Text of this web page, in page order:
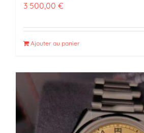
3 500,00 €
Ajouter au panier